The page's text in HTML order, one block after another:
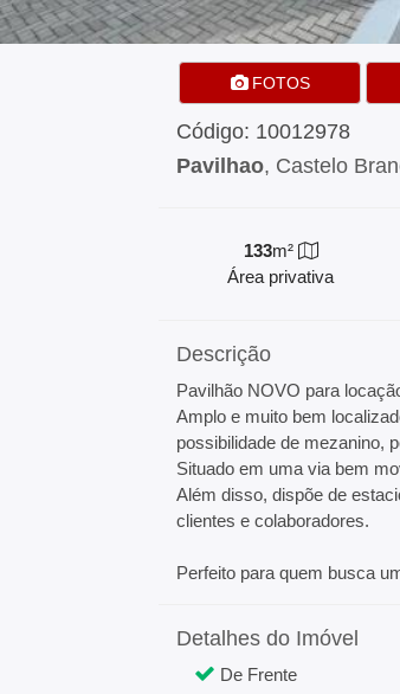
FOTOS
Código: 10012978
Pavilhao, Castelo
133m²
Área privativa
Descrição
Pavilhão NOVO para
Amplo e muito bem
possibilidade de mezanino,
Situado em uma via bem
Além disso, dispõe de
clientes e colaboradores.
Perfeito para quem busca
Detalhes do Imóvel
De Frente